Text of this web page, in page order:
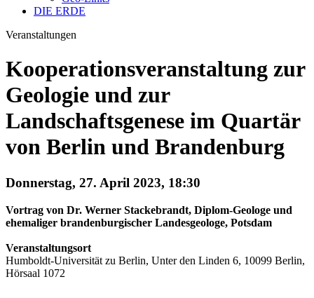
DIE ERDE
Veranstaltungen
Kooperationsveranstaltung zur
Geologie und zur
Landschaftsgenese im Quartär
von Berlin und Brandenburg
Donnerstag, 27. April 2023, 18:30
Vortrag von Dr. Werner Stackebrandt, Diplom-Geologe und
ehemaliger brandenburgischer Landesgeologe, Potsdam
Veranstaltungsort
Humboldt-Universität zu Berlin, Unter den Linden 6, 10099 Berlin,
Hörsaal 1072